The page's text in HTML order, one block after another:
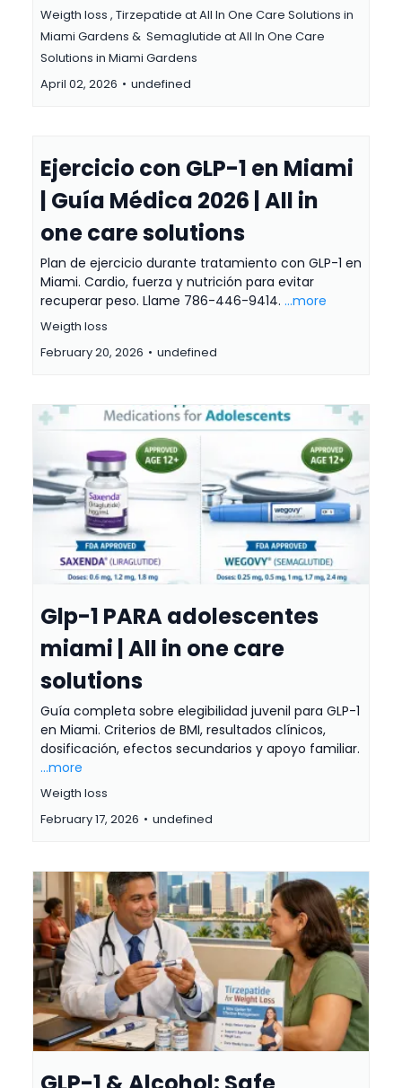
Weigth loss , Tirzepatide at All In One Care Solutions in
Miami Gardens & Semaglutide at All In One Care
Solutions in Miami Gardens
April 02, 2026 • undefined
Ejercicio con GLP-1 en Miami
| Guía Médica 2026 | All in
one care solutions
Plan de ejercicio durante tratamiento con GLP-1 en
Miami. Cardio, fuerza y nutrición para evitar
recuperar peso. Llame 786-446-9414. ...more
Weigth loss
February 20, 2026 • undefined
Glp-1 PARA adolescentes
miami | All in one care
solutions
Guía completa sobre elegibilidad juvenil para GLP-1
en Miami. Criterios de BMI, resultados clínicos,
dosificación, efectos secundarios y apoyo familiar.
...more
Weigth loss
February 17, 2026 • undefined